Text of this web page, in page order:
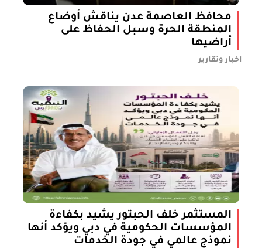
محافظ العاصمة عدن يناقش أوضاع
المنطقة الحرة وسبل الحفاظ على
أراضيها
اخبار وتقارير
المستثمر خلف الحبتور يشيد بكفاءة
المؤسسات الحكومية في دبي ويؤكد أنها
نموذج عالمي في جودة الخدمات